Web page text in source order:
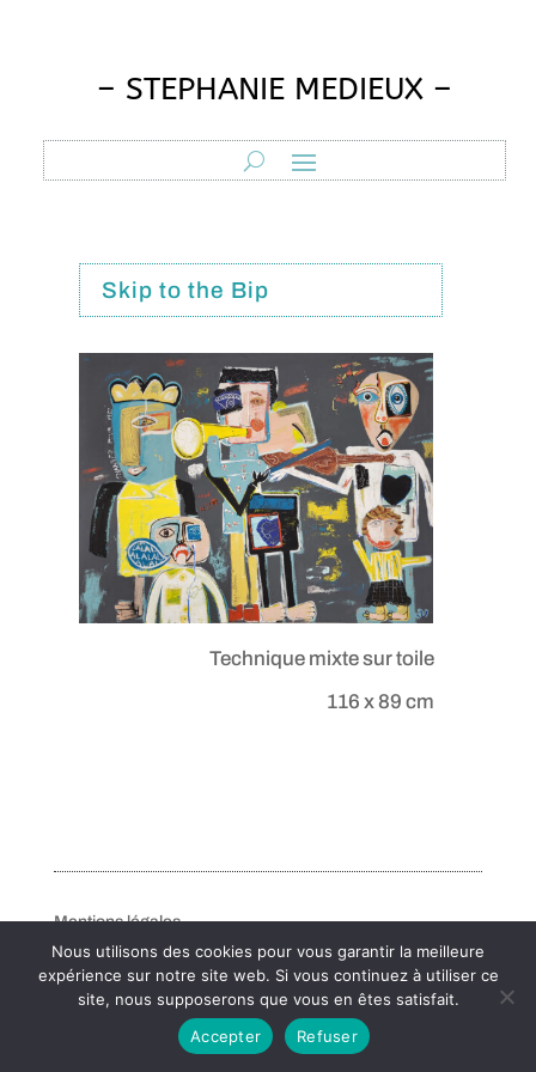
– STEPHANIE MEDIEUX –
Skip to the Bip
Technique mixte sur toile
116 x 89 cm
Mentions légales
Nous utilisons des cookies pour vous garantir la meilleure
expérience sur notre site web. Si vous continuez à utiliser ce
site, nous supposerons que vous en êtes satisfait.
Accepter
Refuser